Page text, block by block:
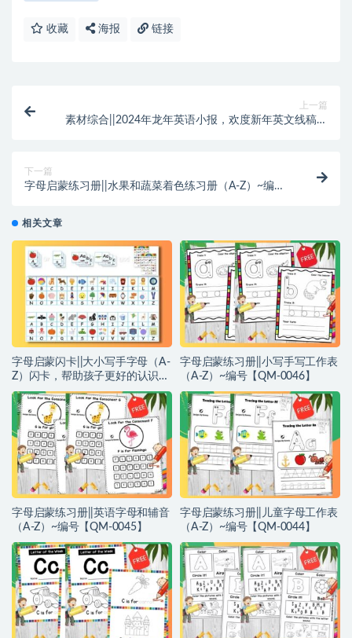
收藏 海报 链接
上一篇
素材综合||2024年龙年英语小报，欢度新年英文线稿涂
下一篇
字母启蒙练习册||水果和蔬菜着色练习册（A-Z）~编号
相关文章
字母启蒙闪卡||大小写手字母（A-
Z）闪卡，帮助孩子更好的认识字
母~编号【QM0047】
字母启蒙练习册||小写手写工作表
（A-Z）~编号【QM-0046】
字母启蒙练习册||英语字母和辅音
（A-Z）~编号【QM-0045】
字母启蒙练习册||儿童字母工作表
（A-Z）~编号【QM-0044】